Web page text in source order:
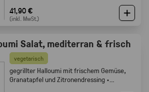
41,90 €
(inkl. MwSt.)
Salat, mediterran & frisch
vegetarisch
gegrillter Halloumi mit frischem Gemüse,
Granatapfel und Zitronendressing ·